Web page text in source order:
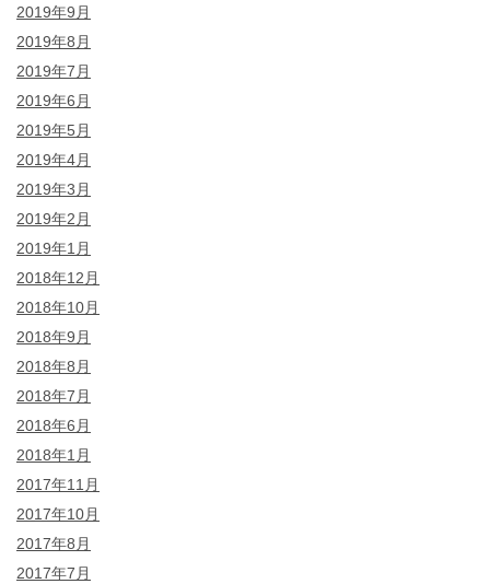
2019年9月
2019年8月
2019年7月
2019年6月
2019年5月
2019年4月
2019年3月
2019年2月
2019年1月
2018年12月
2018年10月
2018年9月
2018年8月
2018年7月
2018年6月
2018年1月
2017年11月
2017年10月
2017年8月
2017年7月